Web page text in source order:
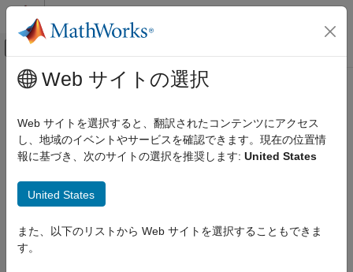
コンテンツへスキップ
オフキャンバス ナビゲーション メ
ドキュメンテーションのホーム
メインコンテンツ
この情報は役に立ちましたか？
Web サイトの選択
Web サイトを選択すると、翻訳されたコンテンツにアクセス
し、地域のイベントやサービスを確認できます。現在の位置情
報に基づき、次のサイトの選択を推奨します: United States
United States
また、以下のリストから Web サイトを選択することもできま
す。